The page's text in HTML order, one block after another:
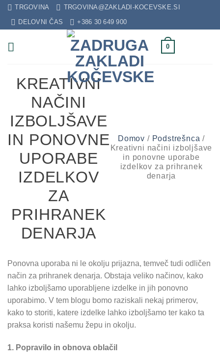
Skip
content
TRGOVINA
TRGOVINA@ZAKLADI-KOCEVSKE.SI
DELOVNI ČAS
+386 30 649 900
0
KREATIVNI
NAČINI
IZBOLJŠAVE
IN PONOVNE
UPORABE
IZDELKOV
ZA
PRIHRANEK
DENARJA
Domov / Podstrešnca /
Kreativni načini izboljšave
in ponovne uporabe
izdelkov za prihranek
denarja
Ponovna uporaba ni le okolju prijazna, temveč tudi odličen
način za prihranek denarja. Obstaja veliko načinov, kako
lahko izboljšamo uporabljene izdelke in jih ponovno
uporabimo. V tem blogu bomo raziskali nekaj primerov,
kako to storiti, katere izdelke lahko izboljšamo ter kako ta
praksa koristi našemu žepu in okolju.
1. Popravilo in obnova oblačil